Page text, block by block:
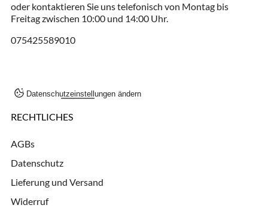
oder kontaktieren Sie uns telefonisch von Montag bis
Freitag zwischen 10:00 und 14:00 Uhr.
075425589010
Datenschutzeinstellungen ändern
RECHTLICHES
AGBs
Datenschutz
Lieferung und Versand
Widerruf